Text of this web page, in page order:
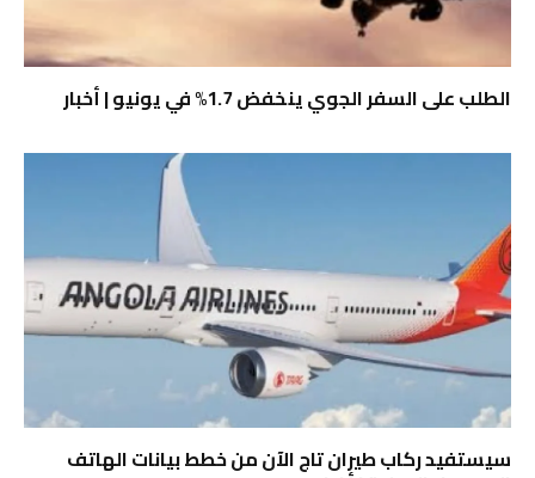
الطلب على السفر الجوي ينخفض ​​1.7% في يونيو | أخبار
سيستفيد ركاب طيران تاج الآن من خطط بيانات الهاتف